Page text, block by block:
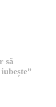
să